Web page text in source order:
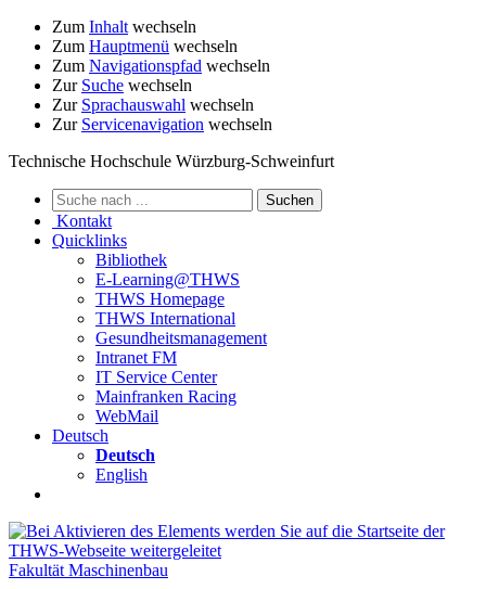
Zum Inhalt wechseln
Zum Hauptmenü wechseln
Zum Navigationspfad wechseln
Zur Suche wechseln
Zur Sprachauswahl wechseln
Zur Servicenavigation wechseln
Technische Hochschule Würzburg-Schweinfurt
Kontakt
Quicklinks
Bibliothek
E-Learning@THWS
THWS Homepage
THWS International
Gesundheitsmanagement
Intranet FM
IT Service Center
Mainfranken Racing
WebMail
Deutsch
Deutsch
English
Fakultät Maschinenbau